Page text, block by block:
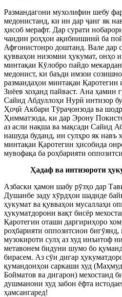
Размандагони мухолифин шебу
медонистанд, ки ин дар ҷанг як
ҳисоб мерафт. Дар сурати
чандин роҳҳои ақибнишинӣ ба
Афғонистонро доштанд. Вале дар
қувваҳои низомии ҳукумат, онҳо
минтақаи Кӯлобро пайдо
медонист, ки баъди имзои
размандаҳои минтақаи Қаротегин
Зиёев хоҳанд пайваст. Ана ҳамин
Сайид Абдуллоҳи Нурӣ интизор
Ҳоҷӣ Акбари Тӯраҷонзода ва
Ҳимматзода, ки дар Эрону
аз асли нақша ва мақсади Сайид
нашуда буданд, ин сулҳро як навъ
минтақаи Қаротегин ҳисобида
мувофақа ба роҳбарияти
Ҳадаф ва интизороти
Азбаски ҳамон шабу рӯзҳо дар
Душанбе заду хӯрдҳои шадиде
ҳукумат ва қувваҳои мусаллаҳи
ҳукуматдорони вақт бисёр
Қаротегин оташи даргириҳоро хом
роҳбарияти оппозитсион бигӯянд,
музокироти сулҳ аз худ инъитоф
метавонем бидуни шумо бо
бирасем. Аз сӯи дигар
қумандонҳои саркаши худ
Бойматов ва дигарон) мехостанд
душманони худ забон ёфта
ҳамсангаред!